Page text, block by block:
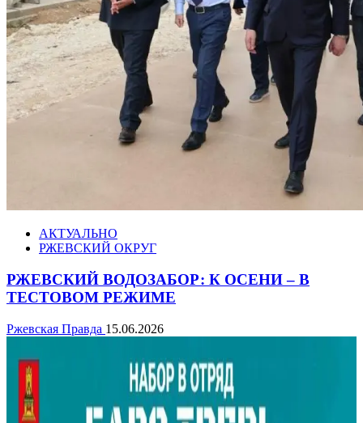
АКТУАЛЬНО
РЖЕВСКИЙ ОКРУГ
РЖЕВСКИЙ ВОДОЗАБОР: К ОСЕНИ – В
ТЕСТОВОМ РЕЖИМЕ
Ржевская Правда 15.06.2026